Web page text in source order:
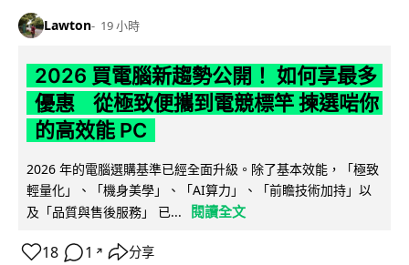
Lawton 19 小時
2026 買電腦新趨勢公開！ 如何享最多
優惠 從極致便攜到電競標竿 揀選啱你
的高效能 PC
2026 年的電腦選購基準已經全面升級。除了基本效能，「極致
輕量化」、「機身美學」、「AI算力」、「前瞻技術加持」以
及「品質與售後服務」 已...
閱讀全文
18 1 ↗ 分享